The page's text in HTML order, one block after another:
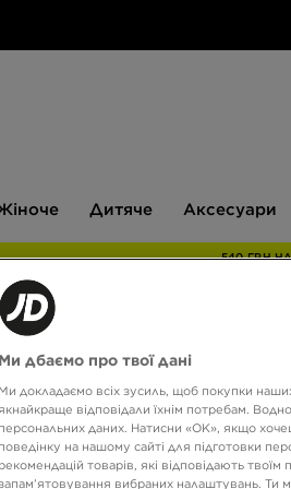
Дитяче Аксесуари
540 ГРН
Ми дбаємо про твої дані
Ми докладаємо всіх зусиль, щоб покупки
відповідали їхнім потребам.
персональних даних. Натисни «OK», якщо
поведінку на нашому сайті для підготовки
рекомендацій товарів, які відповідають
вибраних налаштувань. Ти